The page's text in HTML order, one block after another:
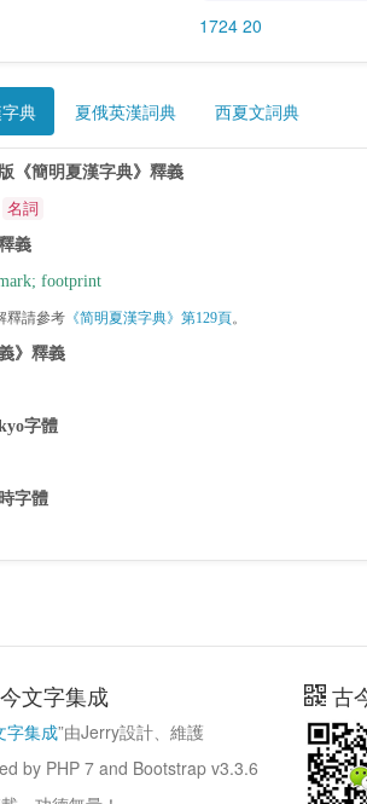
1724 20
典 夏俄英漢詞典 西夏文詞典
《簡明夏漢字典》釋義
名詞
義
footprint
釋請參考 《简明夏漢字典》第129頁。
義》釋義
字體
字體
文字集成
字集成”由Jerry設計、維護
by PHP 7 and Bootstrap v3.3.6
古